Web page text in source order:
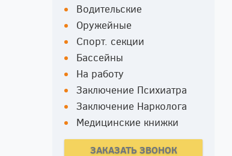
Водительские
Оружейные
Спорт. секции
Бассейны
На работу
Заключение Психиатра
Заключение Нарколога
Медицинские книжки
ЗАКАЗАТЬ ЗВОНОК